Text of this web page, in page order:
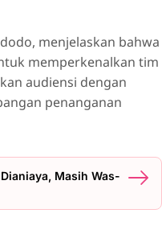
menjelaskan bahwa
memperkenalkan tim
audiensi dengan
penanganan
Masih Was-